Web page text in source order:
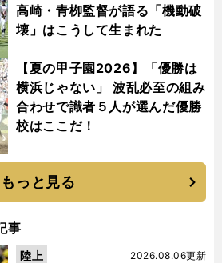
高崎・青栁監督が語る「機動破
壊」はこうして生まれた
【夏の甲子園2026】「優勝は
横浜じゃない」 波乱必至の組み
合わせで識者５人が選んだ優勝
校はここだ！
もっと見る
事
2026.08.06更新
陸上